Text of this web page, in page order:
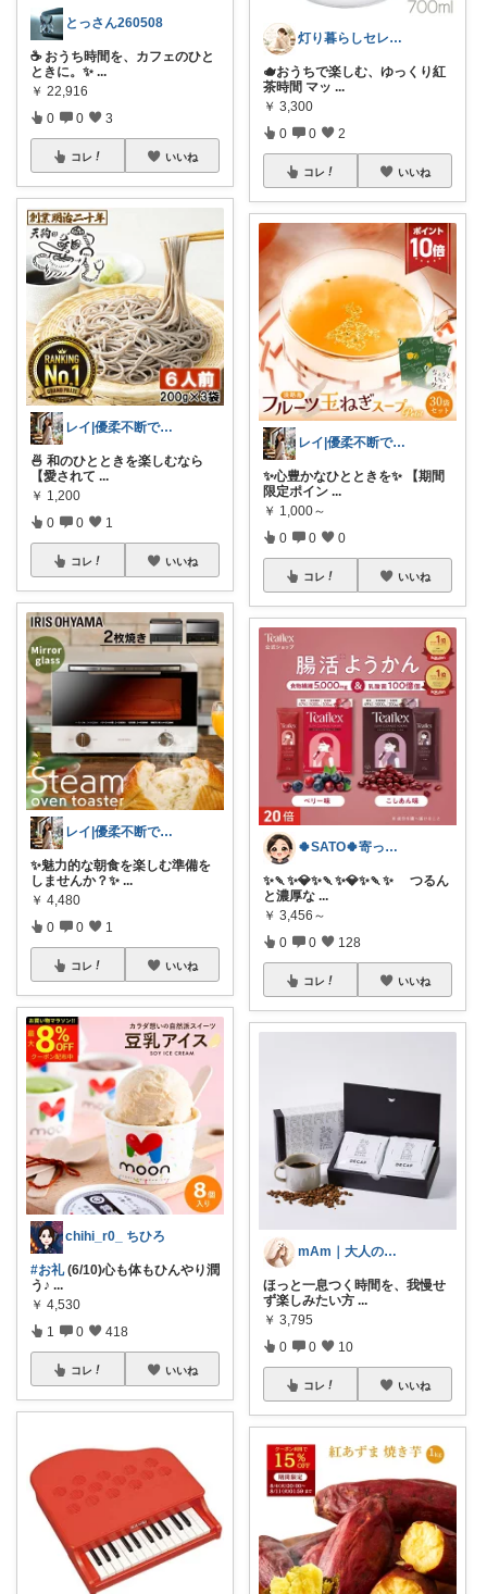
とっさん260508
☕ おうち時間を、カフェのひと
ときに。✨ ...
￥ 22,916
0 0 3
コレ いいね
レイ|優柔不断で選べない🥲
🍜 和のひとときを楽しむなら
【愛されて ...
￥ 1,200
0 0 1
コレ いいね
レイ|優柔不断で選べない🥲
✨魅力的な朝食を楽しむ準備を
しませんか？✨ ...
￥ 4,480
0 0 1
コレ いいね
chihi_r0_ ちひろ
#お礼(6/10)心も体もひんやり潤
う♪ ...
￥ 4,530
1 0 418
コレ いいね
灯り暮らしセレクト
🫖おうちで楽しむ、ゆっくり紅
茶時間 マッ ...
￥ 3,300
0 0 2
コレ いいね
レイ|優柔不断で選べない🥲
✨心豊かなひとときを✨ 【期間
限定ポイン ...
￥ 1,000～
0 0 0
コレ いいね
🍀SATO🍀寄って、見てらっしゃい！
​✨🍡✨💎✨🍡✨💎✨🍡✨ つるん
と濃厚な ...
￥ 3,456～
0 0 128
コレ いいね
mAm｜大人のご褒美セレクト
ほっと一息つく時間を、我慢せ
ず楽しみたい方 ...
￥ 3,795
0 0 10
コレ いいね